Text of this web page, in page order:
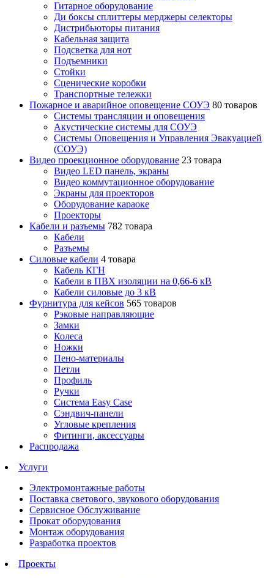
Гитарное оборудование
Ди боксы сплиттеры мерджеры селекторы
Дистрибьюторы питания
Кабельная защита
Подсветка для нот
Подъемники
Стойки
Сценические коробки
Транспортные тележки
Пожарное и аварийное оповещение СОУЭ 80 товаров
Cистемы трансляции и оповещения
Акустические системы для СОУЭ
Системы Оповещения и Управления Эвакуацией
(СОУЭ)
Видео проекционное оборудование 23 товара
Видео LED панель, экраны
Видео коммутационное оборудование
Экраны для проекторов
Оборудование караоке
Проекторы
Кабели и разъемы 782 товара
Кабели
Разъемы
Силовые кабели 4 товара
Кабель КГН
Кабели в ПВХ изоляции на 0,66-6 кВ
Кабели силовые до 3 кВ
Фурнитура для кейсов 565 товаров
Рэковые направляющие
Замки
Колеса
Ножки
Пено-материалы
Петли
Профиль
Ручки
Система Easy Case
Сэндвич-панели
Угловые крепления
Фитинги, аксессуары
Распродажа
Услуги
Электромонтажные работы
Поставка светового, звукового оборудования
Сервисное Обслуживание
Прокат оборудования
Монтаж оборудования
Разработка проектов
Проекты